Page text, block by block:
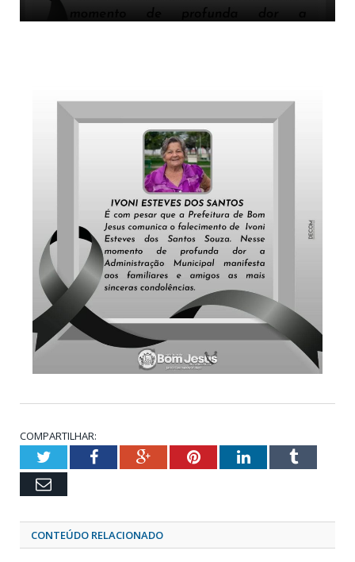
COMPARTILHAR:
TwitterFacebookGoogle+PinterestLinkedInTumblr
Email
CONTEÚDO RELACIONADO